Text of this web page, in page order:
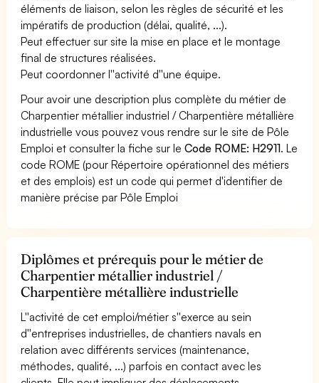
éléments de liaison, selon les règles de sécurité et les
impératifs de production (délai, qualité, ...).
Peut effectuer sur site la mise en place et le montage
final de structures réalisées.
Peut coordonner l''activité d''une équipe.
Pour avoir une description plus complète du métier de
Charpentier métallier industriel / Charpentière métallière
industrielle vous pouvez vous rendre sur le site de Pôle
Emploi et consulter la fiche sur leCode ROME: H2911. Le
code ROME (pour Répertoire opérationnel des métiers
et des emplois) est un code qui permet d'identifier de
manière précise par Pôle Emploi
Diplômes et prérequis pour le métier de
Charpentier métallier industriel /
Charpentière métallière industrielle
L''activité de cet emploi/métier s''exerce au sein
d''entreprises industrielles, de chantiers navals en
relation avec différents services (maintenance,
méthodes, qualité, ...) parfois en contact avec les